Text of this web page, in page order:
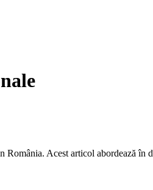
Acest articol abordează în